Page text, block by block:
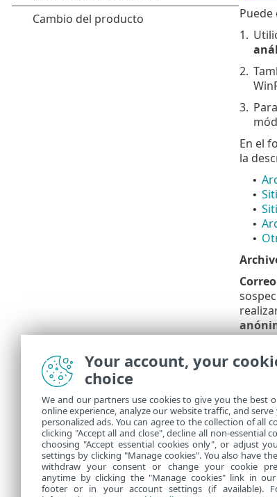
1.
2.
3.
En el
la
•
•
•
•
•
Your account, your
choice
We and our partners use cookies to give you the best
online experience, analyze our website traffic, and
personalized ads. You can agree to the collection of all
clicking "Accept all and close", decline all non-essential
choosing "Accept essential cookies only", or adjust
settings by clicking "Manage cookies". You also have
withdraw your consent or change your cookie
anytime by clicking the "Manage cookies" link in
footer or in your account settings (if available).